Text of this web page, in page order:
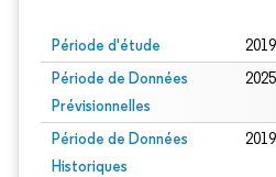
Période d'étude
Période de Données
Prévisionnelles
Période de Données
Historiques